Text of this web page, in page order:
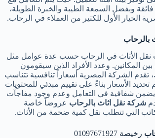
وبفضل السمعة الطيبة والخبرة الطويلة،
الخيار الأول للكثير من العملاء في الرحاب.
بالرحاب
نقل الأثاث في الرحاب حسب عدة عوامل مثل
المكانين. وعدد الأفراد الذين سيقومون
تقدم الشركة المصرية أسعاراً تنافسية تتناسب
الأسعار بناءً على تقييم مبدئي للمحتويات
يضمن شفافية في التعامل وعدم وجود مفاجآت
شركة نقل اثاث بالرحاب عروضاً خاصة
التي تتطلب نقل كمية ضخمة من الأثاث.
رخيصة 01097671927